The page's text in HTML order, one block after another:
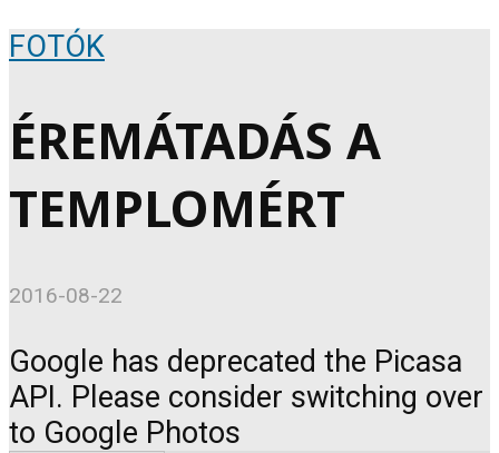
FOTÓK
ÉREMÁTADÁS A
TEMPLOMÉRT
2016-08-22
Google has deprecated the Picasa
API. Please consider switching over
to Google Photos